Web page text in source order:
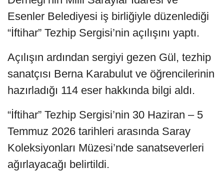
Esenler Belediyesi iş birliğiyle düzenlediği
“İftihar” Tezhip Sergisi’nin açılışını yaptı.
Açılışın ardından sergiyi gezen Gül, tezhip
sanatçısı Berna Karabulut ve öğrencilerinin
hazırladığı 114 eser hakkında bilgi aldı.
“İftihar” Tezhip Sergisi’nin 30 Haziran – 5
Temmuz 2026 tarihleri arasında Saray
Koleksiyonları Müzesi’nde sanatseverleri
ağırlayacağı belirtildi.